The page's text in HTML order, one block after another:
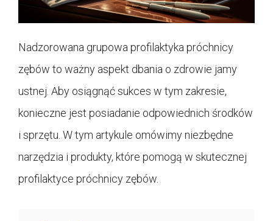
Nadzorowana grupowa profilaktyka próchnicy
zębów to ważny aspekt dbania o zdrowie jamy
ustnej. Aby osiągnąć sukces w tym zakresie,
konieczne jest posiadanie odpowiednich środków
i sprzętu. W tym artykule omówimy niezbędne
narzędzia i produkty, które pomogą w skutecznej
profilaktyce próchnicy zębów.